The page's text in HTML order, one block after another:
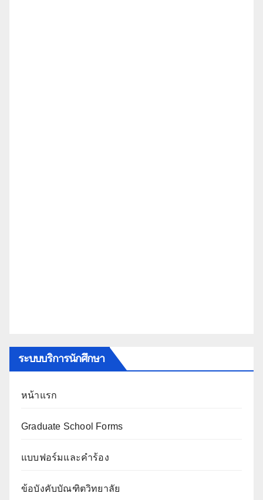
ระบบบริการนักศึกษา
หน้าแรก
Graduate School Forms
แบบฟอร์มและคำร้อง
ข้อบังคับบัณฑิตวิทยาลัย